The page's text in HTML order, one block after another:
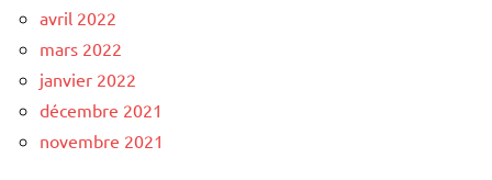
avril 2022
mars 2022
janvier 2022
décembre 2021
novembre 2021